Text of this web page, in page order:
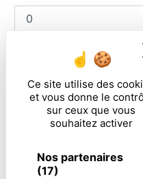
Ce site utilise des
et vous donne le
sur ceux que vous
souhaitez activer
Nos partenaires
(17)
En cochant cette
particulières ci-
** Les données personnelles
de vous contacter et sont
sont destinées à et ses sous-
votre message. Les données